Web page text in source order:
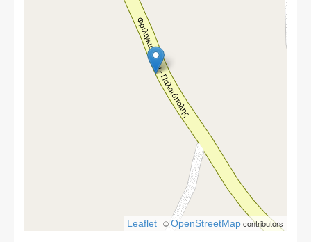
Leaflet | ©OpenStreetMapcontributors